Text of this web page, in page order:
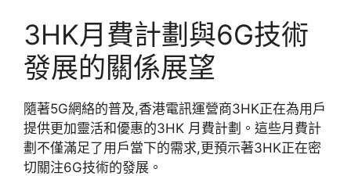
3HK月費計劃與6G技術
發展的關係展望
隨著5G網絡的普及,香港電訊運營商3HK正在為用戶
提供更加靈活和優惠的3HK 月費計劃。這些月費計
劃不僅滿足了用戶當下的需求,更預示著3HK正在密
切關注6G技術的發展。